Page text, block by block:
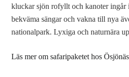
kluckar sjön rofyllt och kanoter ingår
bekväma sängar och vakna till nya
nationalpark. Lyxiga och naturnära
Läs mer om safaripaketet hos Ösjönäs